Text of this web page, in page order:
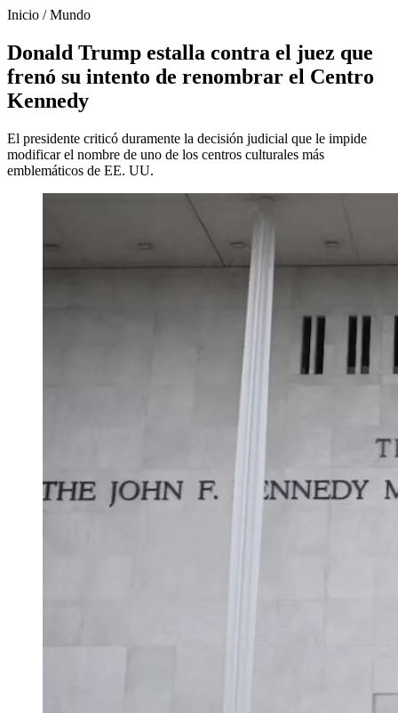
Inicio /Mundo
Donald Trump estalla contra el juez que
frenó su intento de renombrar el Centro
Kennedy
El presidente criticó duramente la decisión judicial que le impide
modificar el nombre de uno de los centros culturales más
emblemáticos de EE. UU.